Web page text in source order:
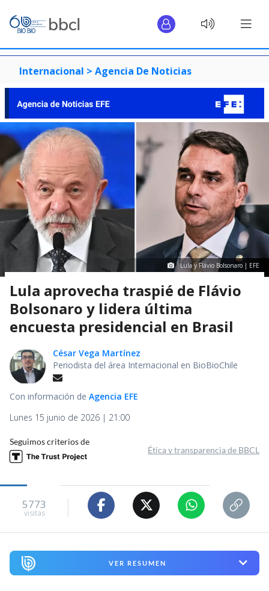
Internacional > Agencia De Noticias
Lula y Flávio Bolsonaro | EFE
Lula aprovecha traspié de Flávio
Bolsonaro y lidera última
encuesta presidencial en Brasil
César Vega Martínez
Periodista del área Internacional en BioBioChile
Con información de Agencia EFE
Lunes 15 junio de 2026 | 21:00
Seguimos criterios de
Ética y transparencia de BBCL
5773
visitas
VER RESUMEN